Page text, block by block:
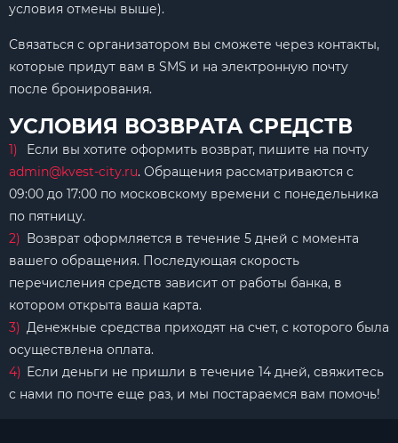
условия отмены выше).
Связаться с организатором вы сможете через контакты,
которые придут вам в SMS и на электронную почту
после бронирования.
УСЛОВИЯ ВОЗВРАТА СРЕДСТВ
Если вы хотите оформить возврат, пишите на почту
admin@kvest-city.ru. Обращения рассматриваются с
09:00 до 17:00 по московскому времени с понедельника
по пятницу.
Возврат оформляется в течение 5 дней с момента
вашего обращения. Последующая скорость
перечисления средств зависит от работы банка, в
котором открыта ваша карта.
Денежные средства приходят на счет, с которого была
осуществлена оплата.
Если деньги не пришли в течение 14 дней, свяжитесь
с нами по почте еще раз, и мы постараемся вам помочь!